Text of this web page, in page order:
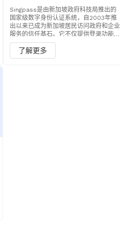
Singpass是由新加坡政府科技局推出的
国家级数字身份认证系统，自2003年推
出以来已成为新加坡居民访问政府和企业
服务的信任基石。它不仅提供登录功能，
更集成了强大的身份验证与数字签名能
力。目前，eSign.AI已全面接入Singpass
的登录、身份验证功能，为在新加坡开展
了解更多